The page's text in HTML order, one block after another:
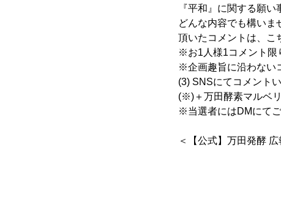
『平和』に関する願
どんな内容でも構いま
頂いたコメントは、こ
※お1人様1コメント限
※企画趣旨に沿わない
(3) SNSにてコメント
(※)＋万田酵素マルベ
※当選者にはDMにて
＜【公式】万田発酵